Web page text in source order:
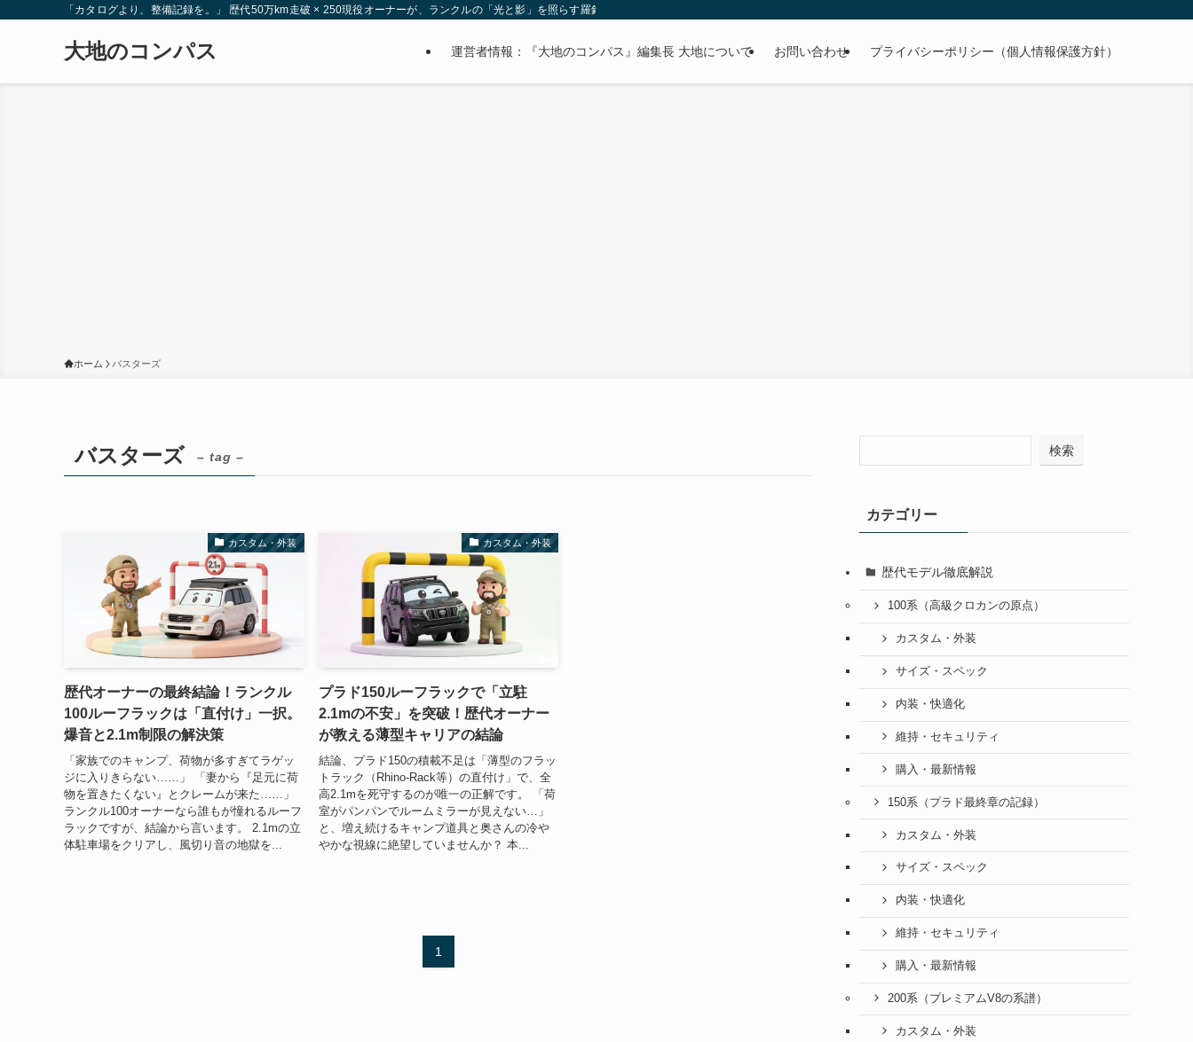
「カタログより、整備記録を。」 歴代50万km走破 × 250現役オーナーが、ランクルの「光と影」を照らす羅針盤。
大地のコンパス 運営者情報：『大地のコンパス』編集長 大地について お問い合わせ プライバシーポリシー（個人情報保護方針）
ホーム バスターズ
バスターズ – tag –
カスタム・外装
歴代オーナーの最終結論！ランクル
100ルーフラックは「直付け」一択。
爆音と2.1m制限の解決策
「家族でのキャンプ、荷物が多すぎてラゲッ
ジに入りきらない……」 「妻から『足元に荷
物を置きたくない』とクレームが来た……」
ランクル100オーナーなら誰もが憧れるルーフ
ラックですが、結論から言います。 2.1mの立
体駐車場をクリアし、風切り音の地獄を...
カスタム・外装
プラド150ルーフラックで「立駐
2.1mの不安」を突破！歴代オーナー
が教える薄型キャリアの結論
結論、プラド150の積載不足は「薄型のフラッ
トラック（Rhino-Rack等）の直付け」で、全
高2.1mを死守するのが唯一の正解です。 「荷
室がパンパンでルームミラーが見えない…」
と、増え続けるキャンプ道具と奥さんの冷や
やかな視線に絶望していませんか？ 本...
1
検索
カテゴリー
歴代モデル徹底解説
100系（高級クロカンの原点）
カスタム・外装
サイズ・スペック
内装・快適化
維持・セキュリティ
購入・最新情報
150系（プラド最終章の記録）
カスタム・外装
サイズ・スペック
内装・快適化
維持・セキュリティ
購入・最新情報
200系（プレミアムV8の系譜）
カスタム・外装